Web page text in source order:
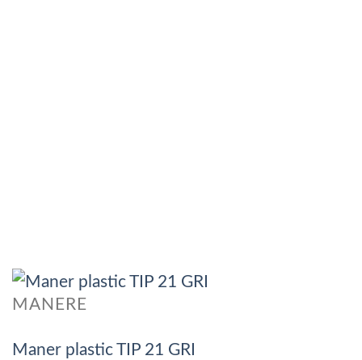
MANERE
Maner plastic TIP 21 GRI